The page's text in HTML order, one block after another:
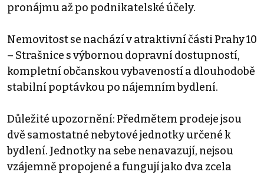
pronájmu až po podnikatelské účely.
Nemovitost se nachází v atraktivní části Prahy 10
– Strašnice s výbornou dopravní dostupností,
kompletní občanskou vybaveností a dlouhodobě
stabilní poptávkou po nájemním bydlení.
Důležité upozornění: Předmětem prodeje jsou
dvě samostatné nebytové jednotky určené k
bydlení. Jednotky na sebe nenavazují, nejsou
vzájemně propojené a fungují jako dva zcela